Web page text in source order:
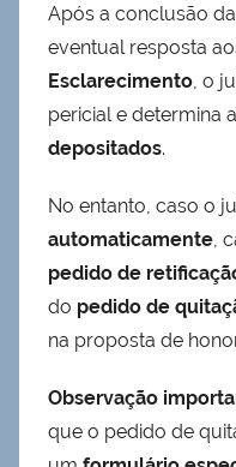
Após a conclusão
eventual resposta
Esclarecimento, o
pericial e determina a
depositados.
No entanto, caso o
automaticamente,
pedido de
do pedido de
na proposta de
Observação
que o pedido de